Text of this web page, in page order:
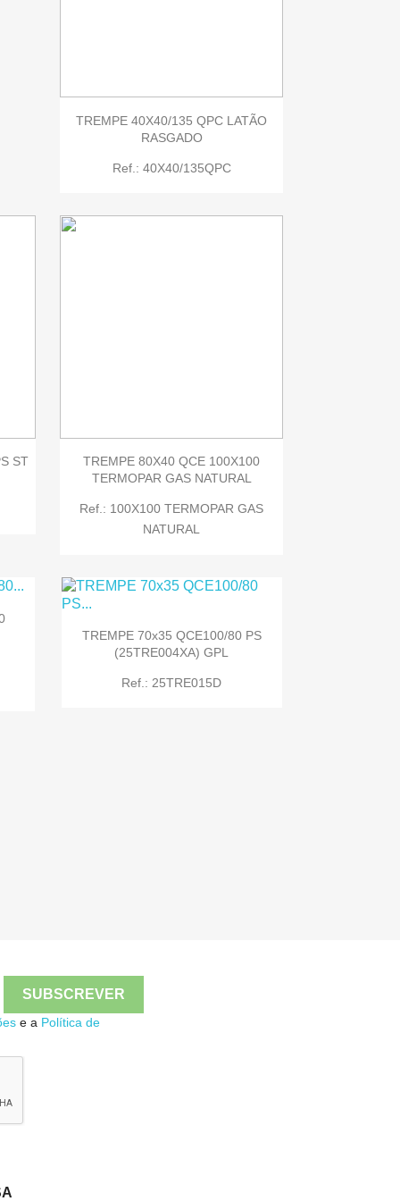
TREMPE 40X40/135 QPC LATÃO
RASGADO
Ref.: 40X40/135QPC
 Quick view
ST
TREMPE 80X40 QCE 100X100
TERMOPAR GAS NATURAL
Ref.: 100X100 TERMOPAR GAS
NATURAL
 Quick view
TREMPE 70x35 QCE100/80 PS
(25TRE004XA) GPL
Ref.: 25TRE015D
e a Política de